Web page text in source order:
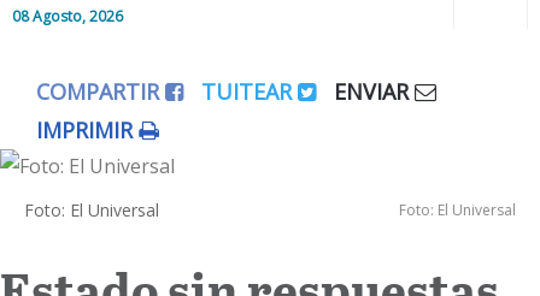
08 Agosto, 2026
Editorial
Nacional
COMPARTIR TUITEAR
ENVIAR
IMPRIMIR
Foto: El Universal Foto: El Universal